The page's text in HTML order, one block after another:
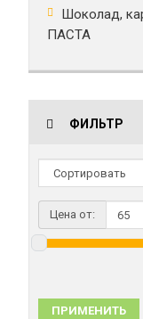
Шоколад,
ПАСТА
ФИЛЬТР
Цена от:
ПРИМЕНИТЬ